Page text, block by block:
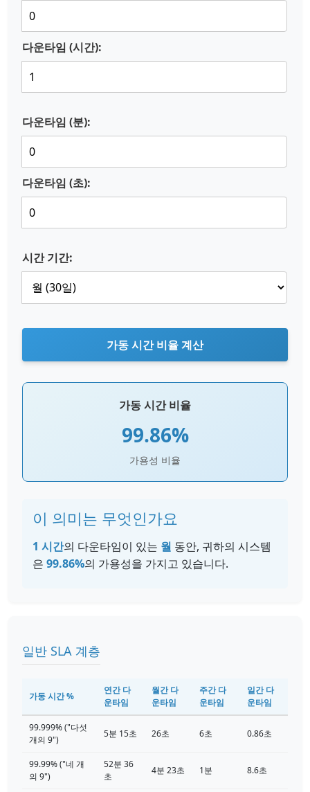
다운타임 (시간):
다운타임 (분):
다운타임 (초):
시간 기간:
가동 시간 비율 계산
가동 시간 비율
99.86%
가용성 비율
이 의미는 무엇인가요
1 시간의 다운타임이 있는 월 동안, 귀하의 시스템
은 99.86%의 가용성을 가지고 있습니다.
일반 SLA 계층
가동 시간 %
연간 다
운타임
월간 다
운타임
주간 다
운타임
일간 다
운타임
99.999% ("다섯
개의 9")
5분 15초 26초 6초 0.86초
99.99% ("네 개
의 9")
52분 36
초
4분 23초 1분 8.6초